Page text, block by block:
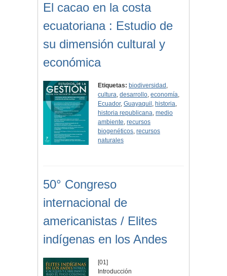
El cacao en la costa
ecuatoriana : Estudio de
su dimensión cultural y
económica
Etiquetas: biodiversidad ,
cultura,desarrollo,economía,
Ecuador,Guayaquil , historia,
historia republicana,medio
ambiente,recursos
biogenéticos,recursos
naturales
50° Congreso
internacional de
americanistas / Elites
indígenas en los Andes
[01]
Introducción